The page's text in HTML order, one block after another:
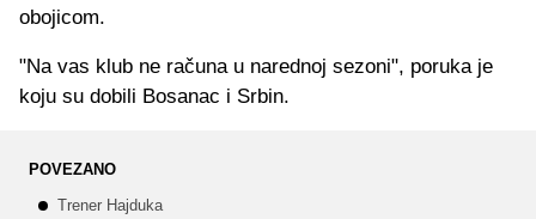
obojicom.
"Na vas klub ne računa u narednoj sezoni", poruka je
koju su dobili Bosanac i Srbin.
POVEZANO
Trener Hajduka